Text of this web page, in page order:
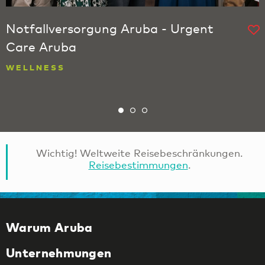
Notfallversorgung Aruba - Urgent
Care Aruba
WELLNESS
Wichtig! Weltweite Reisebeschränkungen.
Reisebestimmungen.
Warum Aruba
Unternehmungen